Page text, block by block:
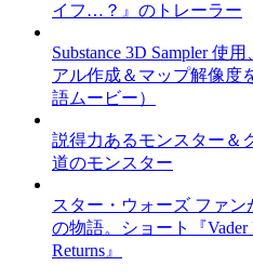
イフ…？』のトレーラー
Substance 3D Sampler 使
アル作成＆マップ解像
語ムービー）
説得力あるモンスター＆
道のモンスター
スター・ウォーズ ファ
の物語。ショート『Vader
Returns』